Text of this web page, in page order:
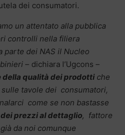
dei consumatori.
un attentato alla pubblica
controlli nella filiera
parte dei NAS il Nucleo
– dichiara l’Ugcons –
qualità dei prodotti che
tavole dei consumatori,
come se non bastasse
prezzi al dettaglio, fattore
da noi comunque